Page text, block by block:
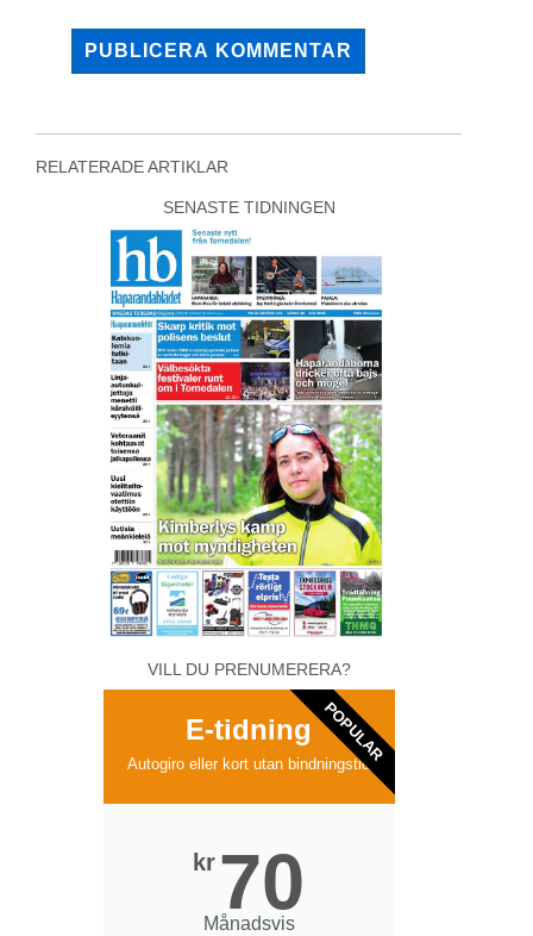
RELATERADE ARTIKLAR
SENASTE TIDNINGEN
VILL DU PRENUMERERA?
E-tidning
Autogiro eller kort utan bindningstid
kr 70
Månadsvis
POPULAR